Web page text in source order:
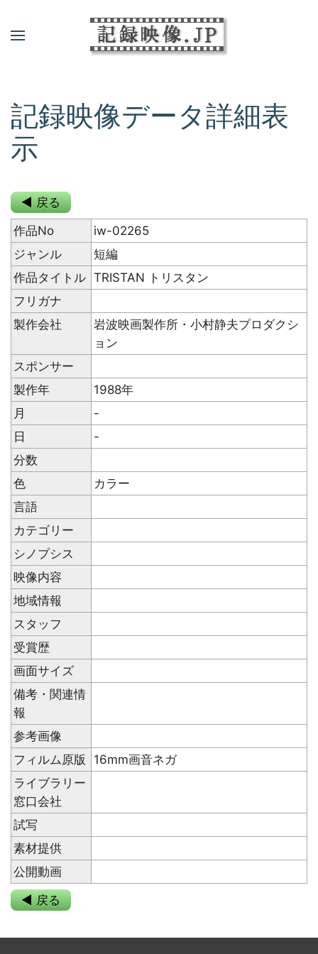
記録映像データ詳細表
示
◀ 戻る
作品No
iw-02265
ジャンル
短編
作品タイトル TRISTAN トリスタン
フリガナ
製作会社
岩波映画製作所・小村静夫プロダクシ
ョン
スポンサー
製作年
1988年
月
-
日
-
分数
色
カラー
言語
カテゴリー
シノプシス
映像内容
地域情報
スタッフ
受賞歴
画面サイズ
備考・関連情
報
参考画像
フィルム原版
16mm画音ネガ
ライブラリー
窓口会社
試写
素材提供
公開動画
◀ 戻る